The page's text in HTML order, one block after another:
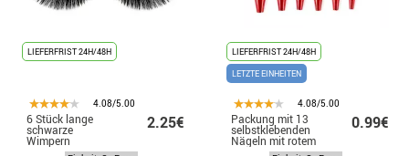
LIEFERFRIST 24H/48H
4.08/5.00
6 Stück lange
schwarze
Wimpern
2.25€
LIEFERFRIST 24H/48H
LETZTE EINHEITEN
4.08/5.00
Packung mit 13
selbstklebenden
Nägeln mit rotem
Metalleffekt
0.99€